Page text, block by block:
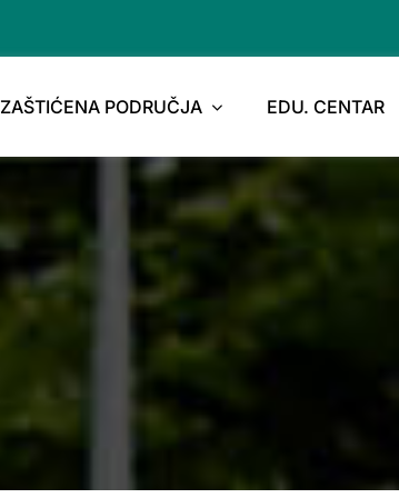
ZAŠTIĆENA PODRUČJA EDU. CENTAR